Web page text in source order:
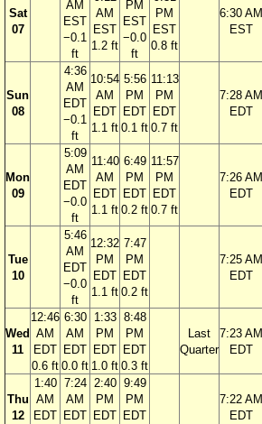
Sat
07
AM
EST
−0.1
ft
AM
EST
1.2 ft
PM
EST
−0.0
ft
PM
EST
0.8 ft
6:30 AM
EST
Sun
08
4:36
AM
EDT
−0.1
ft
10:54
AM
EDT
1.1 ft
5:56
PM
EDT
0.1 ft
11:13
PM
EDT
0.7 ft
7:28 AM
EDT
Mon
09
5:09
AM
EDT
−0.0
ft
11:40
AM
EDT
1.1 ft
6:49
PM
EDT
0.2 ft
11:57
PM
EDT
0.7 ft
7:26 AM
EDT
Tue
10
5:46
AM
EDT
−0.0
ft
12:32
PM
EDT
1.1 ft
7:47
PM
EDT
0.2 ft
7:25 AM
EDT
Wed
11
12:46
AM
EDT
0.6 ft
6:30
AM
EDT
0.0 ft
1:33
PM
EDT
1.0 ft
8:48
PM
EDT
0.3 ft
Last
Quarter
7:23 AM
EDT
Thu
12
1:40
AM
EDT
7:24
AM
EDT
2:40
PM
EDT
9:49
PM
EDT
7:22 AM
EDT